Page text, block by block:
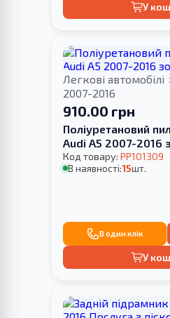
У
Легкові автомобілі
2007-2016
910.00 грн
Поліуретановий
Audi A5 2007-2016
Код товару: PP101309
В наявності:15шт.
В один клік
У